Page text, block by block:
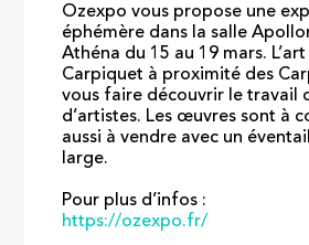
Ozexpo vous propose une
éphémère dans la salle
Athéna du 15 au 19 mars. L’art
Carpiquet à proximité des
vous faire découvrir le travail
d’artistes. Les œuvres sont à
aussi à vendre avec un
large.
Pour plus d’infos :
https://ozexpo.fr/